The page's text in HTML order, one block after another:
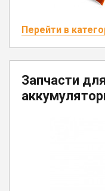
Перейти в
Запчасти